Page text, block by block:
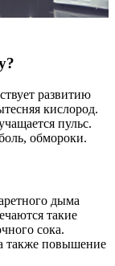
развитию
кислород.
пульс.
обмороки.
дыма
такие
сока.
также повышение